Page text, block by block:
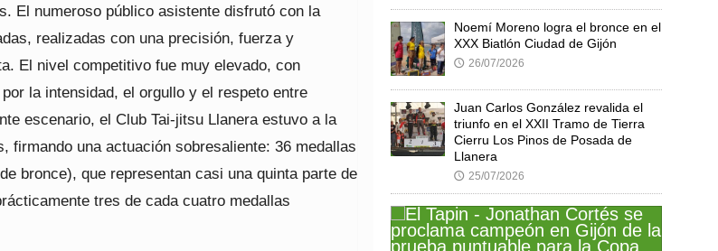
El numeroso público asistente disfrutó con la
realizadas con una precisión, fuerza y
El nivel competitivo fue muy elevado, con
la intensidad, el orgullo y el respeto entre
escenario, el Club Tai-jitsu Llanera estuvo a la
firmando una actuación sobresaliente: 36 medallas
bronce), que representan casi una quinta parte de
tres de cada cuatro medallas
Noemí Moreno logra el bronce en el
XXX Biatlón Ciudad de Gijón
🕔 26/07/2026
Juan Carlos González revalida el
triunfo en el XXII Tramo de Tierra
Cierru Los Pinos de Posada de
Llanera
🕔 25/07/2026